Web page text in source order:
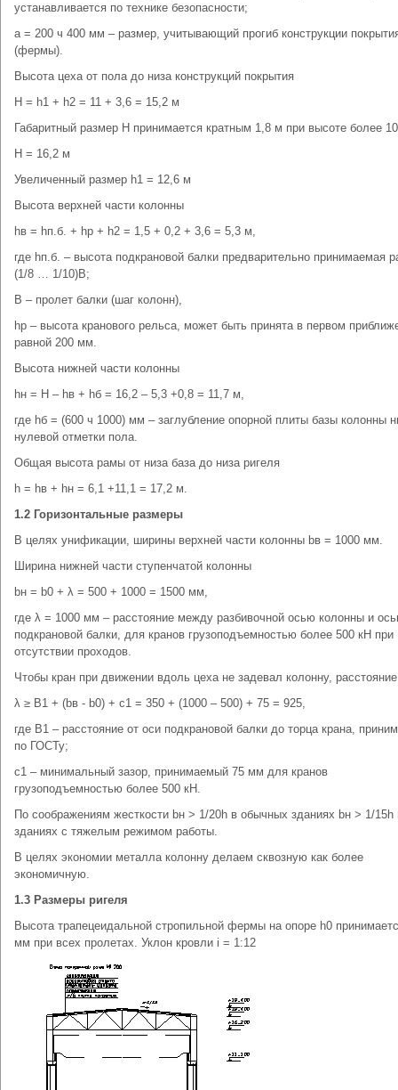
устанавливается по технике безопасности;
а = 200 ч 400 мм – размер, учитывающий прогиб конструкции
(фермы).
Высота цеха от пола до низа конструкций покрытия
Н = h1 + h2 = 11 + 3,6 = 15,2 м
Габаритный размер Н принимается кратным 1,8 м при высоте более
Н = 16,2 м
Увеличенный размер h1 = 12,6 м
Высота верхней части колонны
hв = hп.б. + hр + h2 = 1,5 + 0,2 + 3,6 = 5,3 м,
где hп.б. – высота подкрановой балки предварительно принимаемая
(1/8 … 1/10)В;
В – пролет балки (шаг колонн),
hр – высота кранового рельса, может быть принята в первом
равной 200 мм.
Высота нижней части колонны
hн = Н – hв + hб = 16,2 – 5,3 +0,8 = 11,7 м,
где hб = (600 ч 1000) мм – заглубление опорной плиты базы колонны
нулевой отметки пола.
Общая высота рамы от низа база до низа ригеля
h = hв + hн = 6,1 +11,1 = 17,2 м.
1.2 Горизонтальные размеры
В целях унификации, ширины верхней части колонны bв = 1000 мм.
Ширина нижней части ступенчатой колонны
bн = b0 + λ = 500 + 1000 = 1500 мм,
где λ = 1000 мм – расстояние между разбивочной осью колонны и
подкрановой балки, для кранов грузоподъемностью более 500 кН при
отсутствии проходов.
Чтобы кран при движении вдоль цеха не задевал колонну, расстояние
λ ≥ В1 + (bв - b0) + с1 = 350 + (1000 – 500) + 75 = 925,
где В1 – расстояние от оси подкрановой балки до торца крана,
по ГОСТу;
с1 – минимальный зазор, принимаемый 75 мм для кранов
грузоподъемностью более 500 кН.
По соображениям жесткости bн > 1/20h в обычных зданиях bн > 1/15h
зданиях с тяжелым режимом работы.
В целях экономии металла колонну делаем сквозную как более
экономичную.
1.3 Размеры ригеля
Высота трапецеидальной стропильной фермы на опоре h0
мм при всех пролетах. Уклон кровли i = 1:12